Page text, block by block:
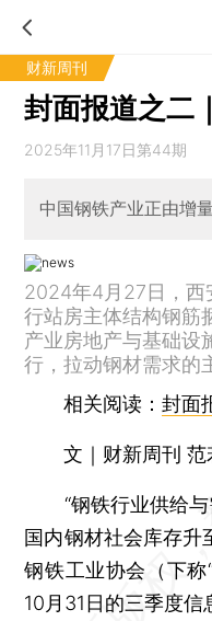
财新周刊
封面报道之二
2025年11月17日第44期
中国钢铁产业正由增
2024年4月27日，西
行站房主体结构钢筋
产业房地产与基础设
行，拉动钢材需求的
相关阅读：封面
文｜财新周刊
“钢铁行业供给与
国内钢材社会库存升
钢铁工业协会（下称
10月31日的三季度信